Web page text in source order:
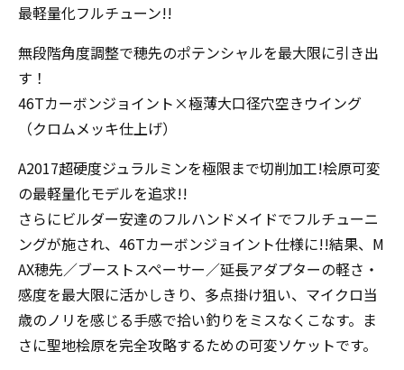
最軽量化フルチューン!!
無段階角度調整で穂先のポテンシャルを最大限に引き出
す！
46Tカーボンジョイント×極薄大口径穴空きウイング
（クロムメッキ仕上げ）
A2017超硬度ジュラルミンを極限まで切削加工!桧原可変
の最軽量化モデルを追求!!
さらにビルダー安達のフルハンドメイドでフルチューニ
ングが施され、46Tカーボンジョイント仕様に!!結果、M
AX穂先／ブーストスペーサー／延長アダプターの軽さ・
感度を最大限に活かしきり、多点掛け狙い、マイクロ当
歳のノリを感じる手感で拾い釣りをミスなくこなす。ま
さに聖地桧原を完全攻略するための可変ソケットです。